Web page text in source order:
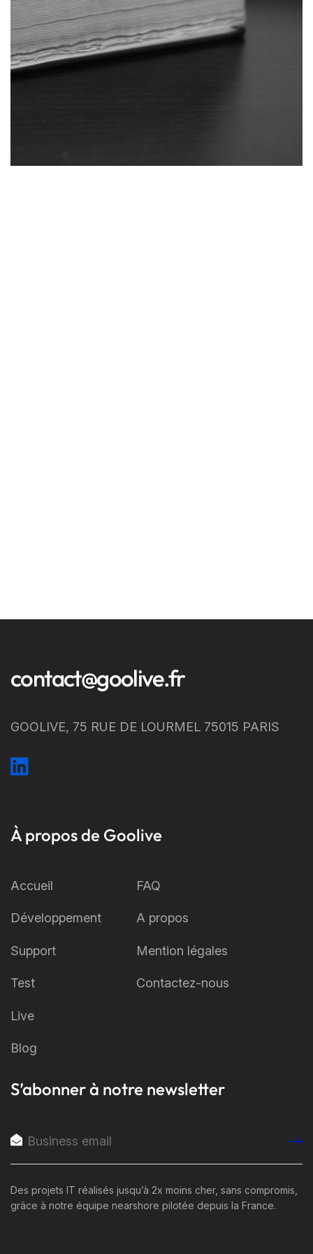
contact@goolive.fr
GOOLIVE, 75 RUE DE LOURMEL 75015 PARIS
À propos de Goolive
Accueil
Développement
Support
Test
Live
Blog
FAQ
A propos
Mention légales
Contactez-nous
S’abonner à notre newsletter
Des projets IT réalisés jusqu’à 2x moins cher, sans compromis,
grâce à notre équipe nearshore pilotée depuis la France.